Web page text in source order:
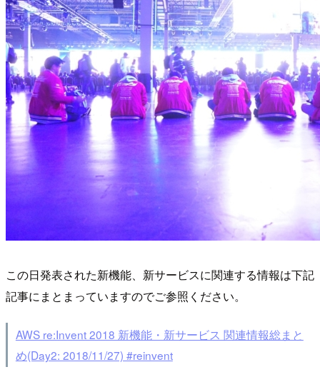
この日発表された新機能、新サービスに関連する情報は下記
記事にまとまっていますのでご参照ください。
AWS re:Invent 2018 新機能・新サービス 関連情報総まと
め(Day2: 2018/11/27) #reinvent